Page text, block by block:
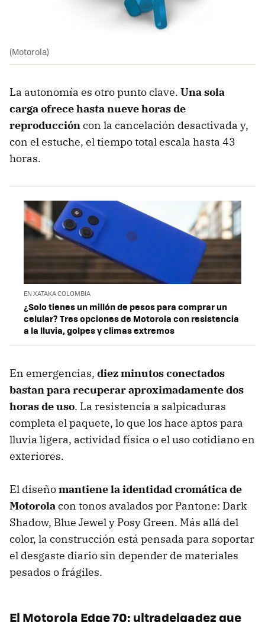
(Motorola)
La autonomía es otro punto clave. Una sola
carga ofrece hasta nueve horas de
reproduccióncon la cancelación desactivada y,
con el estuche, el tiempo total escala hasta 43
horas.
EN XATAKA COLOMBIA
¿Solo tienes un millón de pesos para comprar un
celular? Tres opciones de Motorola con resistencia
a la lluvia, golpes y climas extremos
En emergencias, diez minutos conectados
bastan para recuperar aproximadamente dos
horas de uso. La resistencia a salpicaduras
completa el paquete, lo que los hace aptos para
lluvia ligera, actividad física o el uso cotidiano en
exteriores.
El diseñomantiene la identidad cromática de
Motorolacon tonos avalados por Pantone: Dark
Shadow, Blue Jewel y Posy Green. Más allá del
color, la construcción está pensada para soportar
el desgaste diario sin depender de materiales
pesados o frágiles.
El Motorola Edge 70: ultradelgadez que